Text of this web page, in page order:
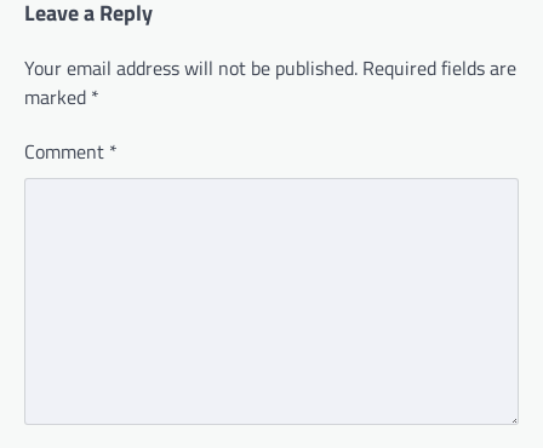
Leave a Reply
Your email address will not be published. Required fields are
marked *
Comment *